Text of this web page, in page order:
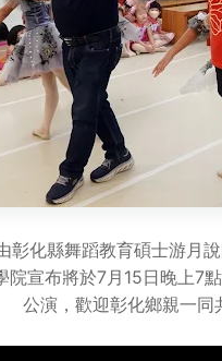
化縣舞蹈教育碩士游月
院宣布將於7月15日晚上7
公演，歡迎彰化鄉親一同